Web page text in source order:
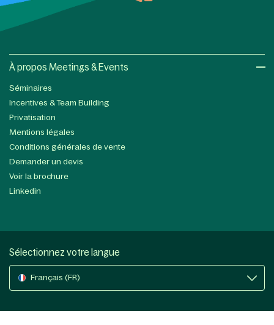
À propos Meetings & Events
Séminaires
Incentives & Team Building
Privatisation
Mentions légales
Conditions générales de vente
Demander un devis
Voir la brochure
Linkedin
Sélectionnez votre langue
Français (FR)